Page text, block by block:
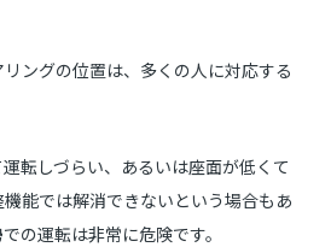
ングの位置は、多くの人に対応する
転しづらい、あるいは座面が低くて
能では解消できないという場合もあ
の運転は非常に危険です。